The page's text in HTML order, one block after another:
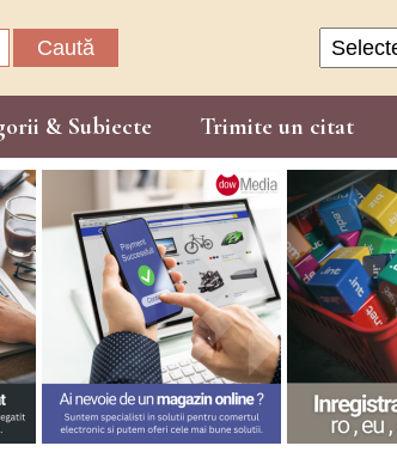
& Subiecte Trimite un citat